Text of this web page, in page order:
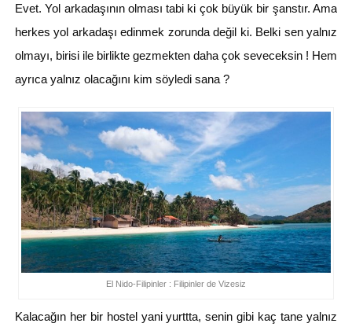
Evet. Yol arkadaşının olması tabi ki çok büyük bir şanstır. Ama
herkes yol arkadaşı edinmek zorunda değil ki. Belki sen yalnız
olmayı, birisi ile birlikte gezmekten daha çok seveceksin ! Hem
ayrıca yalnız olacağını kim söyledi sana ?
El Nido-Filipinler : Filipinler de Vizesiz
Kalacağın her bir hostel yani yurttta, senin gibi kaç tane yalnız